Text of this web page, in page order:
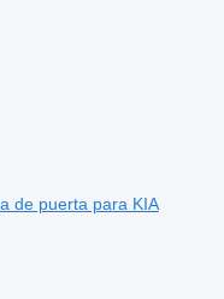
de puerta para KIA